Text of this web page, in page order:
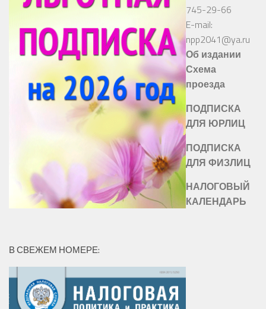
745-29-66
E-mail:
npp2041@ya.ru
Об издании
Схема
проезда
ПОДПИСКА
ДЛЯ ЮРЛИЦ
ПОДПИСКА
ДЛЯ ФИЗЛИЦ
НАЛОГОВЫЙ
КАЛЕНДАРЬ
В СВЕЖЕМ НОМЕРЕ: